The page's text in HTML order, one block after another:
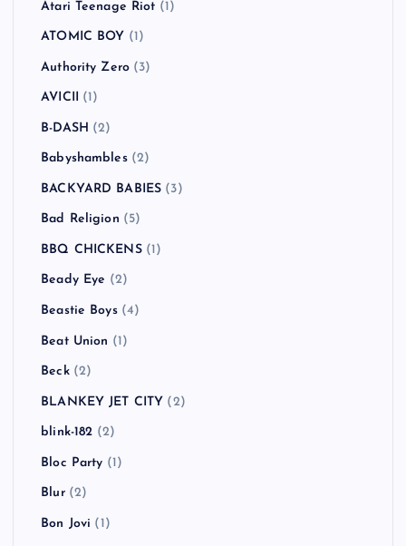
Atari Teenage Riot (1)
ATOMIC BOY (1)
Authority Zero (3)
AVICII (1)
B-DASH (2)
Babyshambles(2)
BACKYARD BABIES (3)
Bad Religion (5)
BBQ CHICKENS(1)
Beady Eye (2)
Beastie Boys(4)
Beat Union (1)
Beck(2)
BLANKEY JET CITY (2)
blink-182 (2)
Bloc Party (1)
Blur(2)
Bon Jovi (1)